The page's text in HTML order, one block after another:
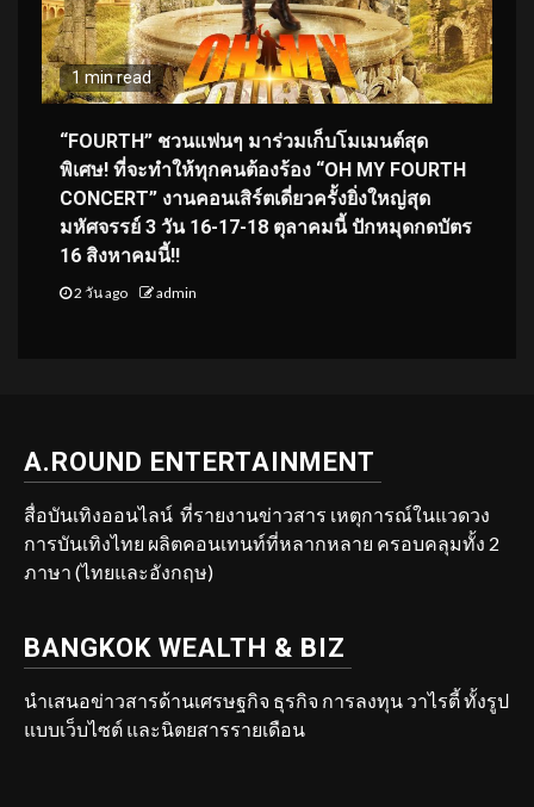
1 min read
“FOURTH” ชวนแฟนๆ มาร่วมเก็บโมเมนต์สุด
พิเศษ! ที่จะทำให้ทุกคนต้องร้อง “OH MY FOURTH
CONCERT” งานคอนเสิร์ตเดี่ยวครั้งยิ่งใหญ่สุด
มหัศจรรย์ 3 วัน 16-17-18 ตุลาคมนี้ ปักหมุดกดบัตร
16 สิงหาคมนี้!!
2 วัน ago admin
A.ROUND ENTERTAINMENT
สื่อบันเทิงออนไลน์ ที่รายงานข่าวสาร เหตุการณ์ในแวดวง
การบันเทิงไทย ผลิตคอนเทนท์ที่หลากหลาย ครอบคลุมทั้ง 2
ภาษา (ไทยและอังกฤษ)
BANGKOK WEALTH & BIZ
นำเสนอข่าวสารด้านเศรษฐกิจ ธุรกิจ การลงทุน วาไรตี้ ทั้งรูป
แบบเว็บไซต์ และนิตยสารรายเดือน